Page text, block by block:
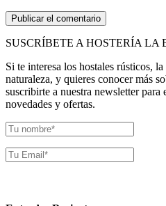
SUSCRÍBETE A HOSTERÍA LA
Si te interesa los hostales rústicos,
naturaleza, y quieres conocer más
suscribirte a nuestra newsletter para
novedades y ofertas.